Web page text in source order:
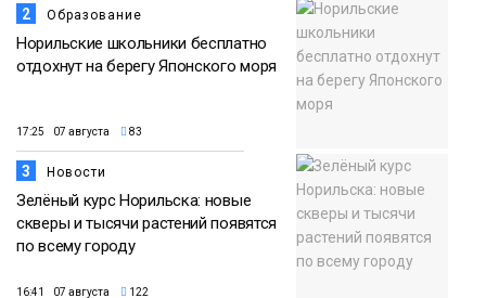
2 Образование
Норильские школьники бесплатно
отдохнут на берегу Японского моря
17:25 07 августа 83
3 Новости
Зелёный курс Норильска: новые
скверы и тысячи растений появятся
по всему городу
16:41 07 августа 122